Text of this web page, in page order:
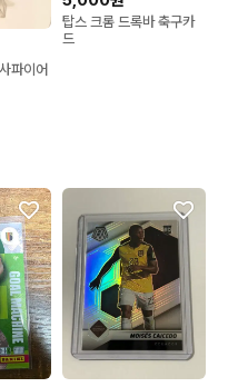
파이어
탑스 크롬 드록바 축구카
드